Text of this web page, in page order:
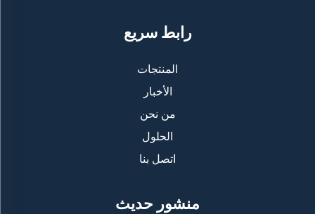
رابط سريع
المنتجات
الأخبار
من نحن
الحلول
اتصل بنا
منشور حديث